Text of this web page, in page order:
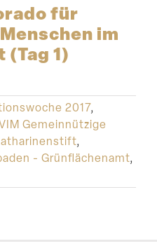
für
im
1)
2017,
Gemeinnützige
,
- Grünflächenamt,